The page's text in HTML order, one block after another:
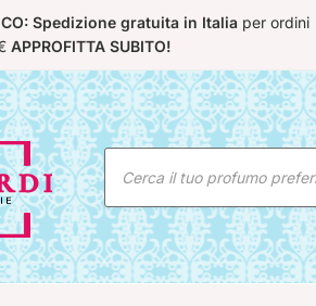
Spedizione gratuita in Italia per ordini
APPROFITTA SUBITO!
Ricerca
prodotti